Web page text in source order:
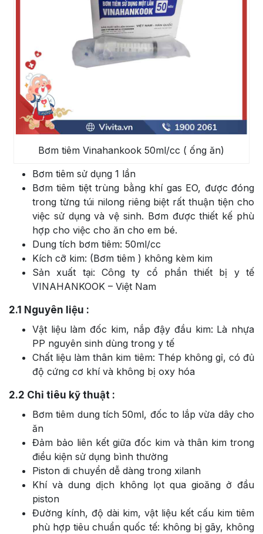
Bơm tiêm Vinahankook 50ml/cc ( ống ăn)
Bơm tiêm sử dụng 1 lần
Bơm tiêm tiệt trùng bằng khí gas EO, được đóng
trong từng túi nilong riêng biệt rất thuận tiện cho
việc sử dụng và vệ sinh. Bơm được thiết kế phù
hợp cho việc cho ăn cho em bé.
Dung tích bơm tiêm: 50ml/cc
Kích cỡ kim: (Bơm tiêm ) không kèm kim
Sản xuất tại: Công ty cổ phần thiết bị y tế
VINAHANKOOK – Việt Nam
2.1 Nguyên liệu :
Vật liệu làm đốc kim, nắp đậy đầu kim: Là nhựa
PP nguyên sinh dùng trong y tế
Chất liệu làm thân kim tiêm: Thép không gỉ, có đủ
độ cứng cơ khí và không bị oxy hóa
2.2 Chỉ tiêu kỹ thuật :
Bơm tiêm dung tích 50ml, đốc to lắp vừa dây cho
ăn
Đảm bảo liên kết giữa đốc kim và thân kim trong
điều kiện sử dụng bình thường
Piston di chuyển dễ dàng trong xilanh
Khí và dung dịch không lọt qua gioăng ở đầu
piston
Đường kính, độ dài kim, vật liệu kết cấu kim tiêm
phù hợp tiêu chuẩn quốc tế: không bị gãy, không